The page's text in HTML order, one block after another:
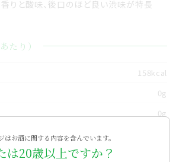
りと酸味、後口のほど良い渋味が特長
たり）
158kcal
0g
0g
はお酒に関する内容を含んでいます。
は20歳以上ですか？